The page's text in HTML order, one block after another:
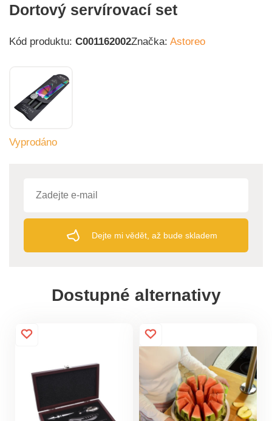
Dortový servírovací set
Kód produktu: C001162002Značka: Astoreo
Vyprodáno
Dejte mi vědět, až bude skladem
Dostupné alternativy